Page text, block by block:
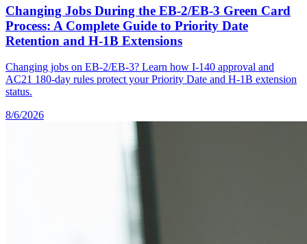
Changing Jobs During the EB-2/EB-3 Green Card
Process: A Complete Guide to Priority Date
Retention and H-1B Extensions
Changing jobs on EB-2/EB-3? Learn how I-140 approval and
AC21 180-day rules protect your Priority Date and H-1B extension
status.
8/6/2026